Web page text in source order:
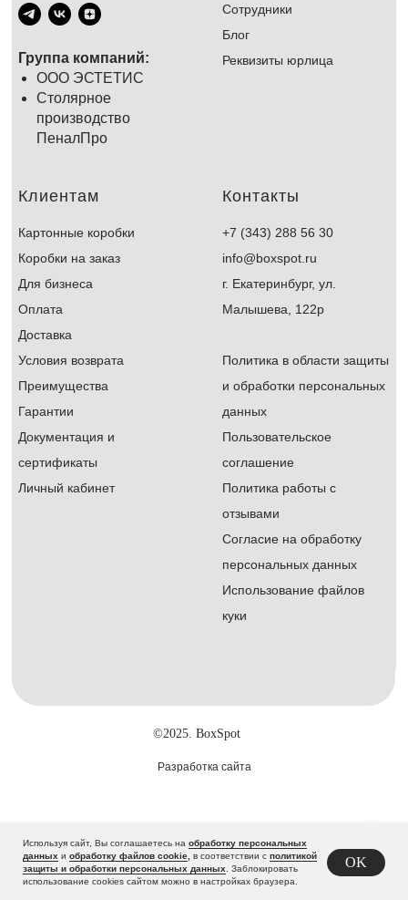
Используя сайт, Вы соглашаетесь на обработку персональных
данных и обработку файлов cookie в соответствии с политикой
защиты и обработки персональных данных . Заблокировать
использование cookies сайтом можно в настройках браузера.
OK
Группа компаний:
ООО ЭСТЕТИС
Столярное
производство
ПеналПро
Сотрудники
Блог
Реквизиты юрлица
Клиентам
Картонные коробки
Коробки на заказ
Для бизнеса
Оплата
Доставка
Условия возврата
Преимущества
Гарантии
Документация и
сертификаты
Личный кабинет
Контакты
+7 (343) 288 56 30
info@boxspot.ru
г. Екатеринбург, ул.
Малышева, 122р
Политика в области защиты
и обработки персональных
данных
Пользовательское
соглашение
Политика работы с
отзывами
Согласие на обработку
персональных данных
Использование файлов
куки
©2025. BoxSpot
Разработка сайта
Made on Tilda